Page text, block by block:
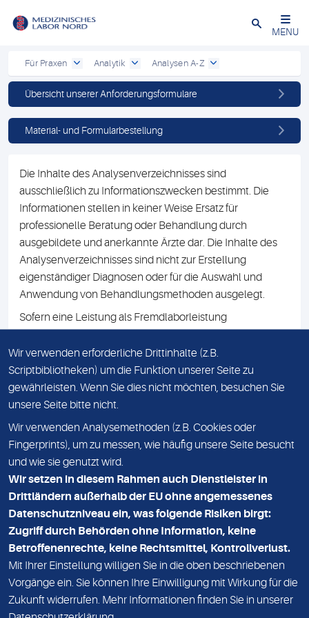
Schließen
MENU
Für Praxen Analytik Analysen A-Z
Übersicht unserer Anforderungsformulare
Material- und Formularbestellung
Die Inhalte des Analysenverzeichnisses sind
ausschließlich zu Informationszwecken bestimmt. Die
Informationen stellen in keiner Weise Ersatz für
professionelle Beratung oder Behandlung durch
ausgebildete und anerkannte Ärzte dar. Die Inhalte des
Analysenverzeichnisses sind nicht zur Erstellung
eigenständiger Diagnosen oder für die Auswahl und
Anwendung von Behandlungsmethoden ausgelegt.
Sofern eine Leistung als Fremdlaborleistung
Namen des Fremdlabors mit. Mit der Beauftragung der
Fremdlaborleistung erklären Sie sich mit dieser
Vereinbarung einverstanden.
DATENSCHUTZ
KONTAKT
NEWSLETTER
ADRESSE
MVZ Medizinisches Labor Nord MLN GmbH
Essener Straße 108
22419 Hamburg
Wir verwenden erforderliche Drittinhalte (z.B.
Scriptbibliotheken) um die Funktion unserer Seite zu
gewährleisten. Wenn Sie dies nicht möchten, besuchen Sie
unsere Seite bitte nicht.
Wir verwenden Analysemethoden (z.B. Cookies oder
Fingerprints), um zu messen, wie häufig unsere Seite besucht
und wie sie genutzt wird.
Wir setzen in diesem Rahmen auch Dienstleister in
Drittländern außerhalb der EU ohne angemessenes
Datenschutzniveau ein, was folgende Risiken birgt:
Zugriff durch Behörden ohne Information, keine
Betroffenenrechte, keine Rechtsmittel, Kontrollverlust.
Mit Ihrer Einstellung willigen Sie in die oben beschriebenen
Vorgänge ein. Sie können Ihre Einwilligung mit Wirkung für die
Zukunft widerrufen. Mehr Informationen finden Sie in unserer